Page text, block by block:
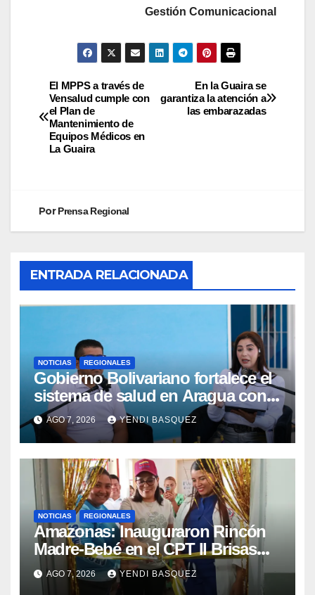
Gestión Comunicacional
En la Guaira se
garantiza la atención a
las embarazadas
El MPPS a través de
Vensalud cumple con
el Plan de
Mantenimiento de
Equipos Médicos en
La Guaira
PorPrensa Regional
ENTRADA RELACIONADA
NOTICIAS REGIONALES
Gobierno Bolivariano fortalece el
sistema de salud en Aragua con
la reinauguración del CDI La Mora
AGO 7, 2026 YENDI BASQUEZ
NOTICIAS REGIONALES
​Amazonas: Inauguraron Rincón
Madre-Bebé en el CPT II Brisas
del Aeropuerto ​Inauguraron
Rincón
AGO 7, 2026 YENDI BASQUEZ